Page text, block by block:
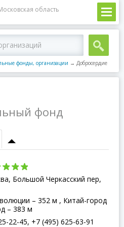
область
фонды, организации → Добросердие
фонд
Большой Черкасский пер,
– 352 м , Китай-город
– 383 м
22-45, +7 (495) 625-63-91